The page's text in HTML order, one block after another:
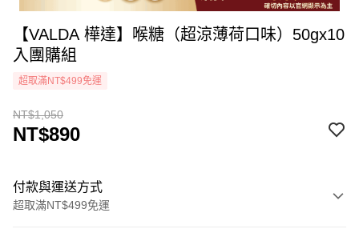
【VALDA 樺達】喉糖（超涼薄荷口味）50gx10
入團購組
超取滿NT$499免運
NT$1,050
NT$890
付款與運送方式
超取滿NT$499免運